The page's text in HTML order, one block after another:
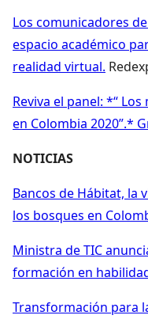
Los comunicadores
espacio académico
realidad virtual.
Reviva el panel: *“
en Colombia 2020”.*
NOTICIAS
Bancos de Hábitat, la
los bosques en
Ministra de TIC
formación en
Transformación para